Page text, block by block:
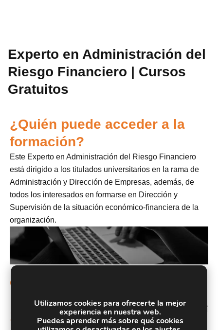
Experto en Administración del
Riesgo Financiero | Cursos
Gratuitos
¿Quién puede acceder a la
formación?
Este Experto en Administración del Riesgo Financiero
está dirigido a los titulados universitarios en la rama de
Administración y Dirección de Empresas, además, de
todos los interesados en formarse en Dirección y
Supervisión de la situación económico-financiera de la
organización.
Objetivos
1.
el Plan General de Contabilidad, comprendiendo así
la importancia de una correcta llevanza de la
Utilizamos cookies para ofrecerte la mejor
experiencia en nuestra web.
Puedes aprender más sobre qué cookies